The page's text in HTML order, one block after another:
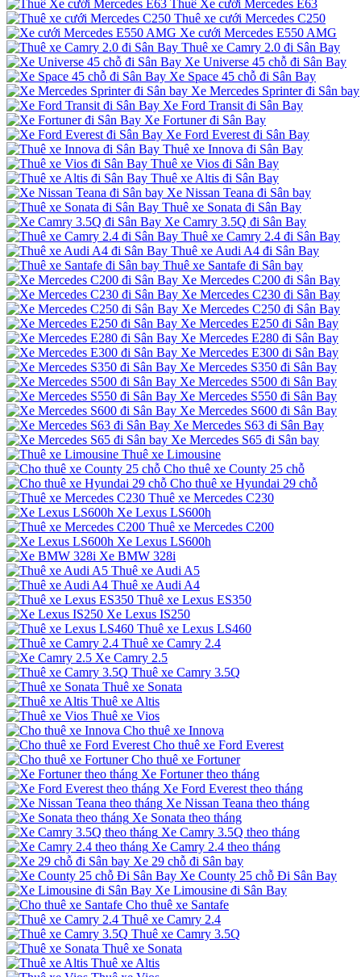
Thuê Xe cưới Mercedes E63
Thuê xe cưới Mercedes C250
Xe cưới Mercedes E550 AMG
Thuê xe Camry 2.0 đi Sân Bay
Xe Universe 45 chỗ đi Sân Bay
Xe Space 45 chỗ đi Sân Bay
Xe Mercedes Sprinter đi Sân bay
Xe Ford Transit đi Sân Bay
Xe Fortuner đi Sân Bay
Xe Ford Everest đi Sân Bay
Thuê xe Innova đi Sân Bay
Thuê xe Vios đi Sân Bay
Thuê xe Altis đi Sân Bay
Xe Nissan Teana đi Sân bay
Thuê xe Sonata đi Sân Bay
Xe Camry 3.5Q đi Sân Bay
Thuê xe Camry 2.4 đi Sân Bay
Thuê xe Audi A4 đi Sân Bay
Thuê xe Santafe đi Sân bay
Xe Mercedes C200 đi Sân Bay
Xe Mercedes C230 đi Sân Bay
Xe Mercedes C250 đi Sân Bay
Xe Mercedes E250 đi Sân Bay
Xe Mercedes E280 đi Sân Bay
Xe Mercedes E300 đi Sân Bay
Xe Mercedes S350 đi Sân Bay
Xe Mercedes S500 đi Sân Bay
Xe Mercedes S550 đi Sân Bay
Xe Mercedes S600 đi Sân Bay
Xe Mercedes S63 đi Sân Bay
Xe Mercedes S65 đi Sân bay
Thuê xe Limousine
Cho thuê xe County 25 chỗ
Cho thuê xe Hyundai 29 chỗ
Thuê xe Mercedes C230
Xe Lexus LS600h
Thuê xe Mercedes C200
Xe Lexus LS600h
Xe BMW 328i
Thuê xe Audi A5
Thuê xe Audi A4
Thuê xe Lexus ES350
Xe Lexus IS250
Thuê xe Lexus LS460
Thuê xe Camry 2.4
Xe Camry 2.5
Thuê xe Camry 3.5Q
Thuê xe Sonata
Thuê xe Altis
Thuê xe Vios
Cho thuê xe Innova
Cho thuê xe Ford Everest
Cho thuê xe Fortuner
Xe Fortuner theo tháng
Xe Ford Everest theo tháng
Xe Nissan Teana theo tháng
Xe Sonata theo tháng
Xe Camry 3.5Q theo tháng
Xe Camry 2.4 theo tháng
Xe 29 chỗ đi Sân bay
Xe County 25 chỗ Đi Sân Bay
Xe Limousine đi Sân Bay
Cho thuê xe Santafe
Thuê xe Camry 2.4
Thuê xe Camry 3.5Q
Thuê xe Sonata
Thuê xe Altis